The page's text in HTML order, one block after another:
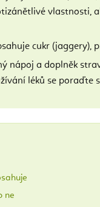
vlastnosti,
cukr (jaggery),
nápoj a doplněk
léků se poraďte
ne